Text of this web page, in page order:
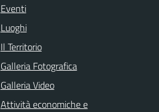
Eventi
Luoghi
Il Territorio
Galleria Fotografica
Galleria Video
Attività economiche e